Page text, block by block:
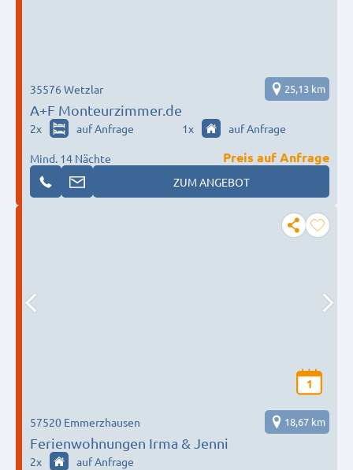
A+F Monteurzimmer.de
35576 Wetzlar 25,13 km
2x auf Anfrage 1x auf Anfrage
Mind. 14 Nächte
Preis auf Anfrage
ZUM ANGEBOT
1
Ferienwohnungen Irma & Jenni
57520 Emmerzhausen 18,67 km
2x auf Anfrage